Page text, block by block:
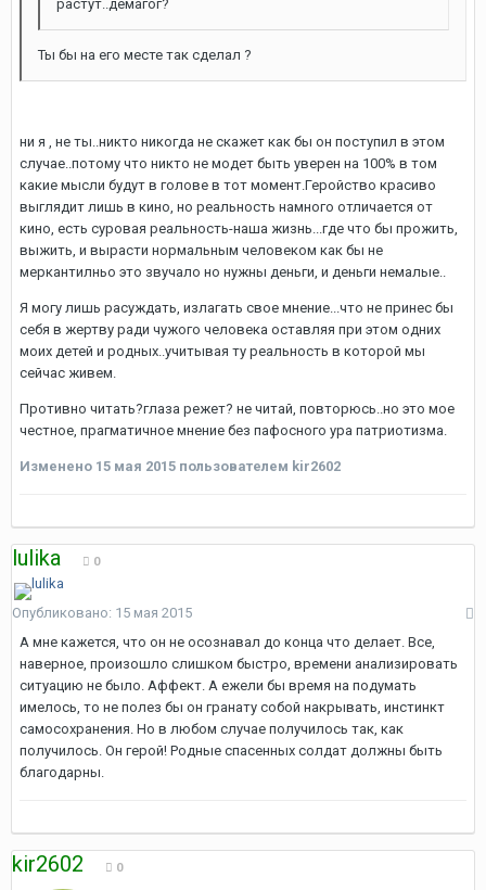
растут..демагог?
Ты бы на его месте так сделал ?
ни я , не ты..никто никогда не скажет как бы он поступил в этом
случае..потому что никто не модет быть уверен на 100% в том
какие мысли будут в голове в тот момент.Геройство красиво
выглядит лишь в кино, но реальность намного отличается от
кино, есть суровая реальность-наша жизнь...где что бы прожить,
выжить, и вырасти нормальным человеком как бы не
меркантилньо это звучало но нужны деньги, и деньги немалые..
Я могу лишь расуждать, излагать свое мнение...что не принес бы
себя в жертву ради чужого человека оставляя при этом одних
моих детей и родных..учитывая ту реальность в которой мы
сейчас живем.
Противно читать?глаза режет? не читай, повторюсь..но это мое
честное, прагматичное мнение без пафосного ура патриотизма.
Изменено 15 мая 2015 пользователем kir2602
lulika 0
Опубликовано: 15 мая 2015
А мне кажется, что он не осознавал до конца что делает. Все,
наверное, произошло слишком быстро, времени анализировать
ситуацию не было. Аффект. А ежели бы время на подумать
имелось, то не полез бы он гранату собой накрывать, инстинкт
самосохранения. Но в любом случае получилось так, как
получилось. Он герой! Родные спасенных солдат должны быть
благодарны.
kir2602 0